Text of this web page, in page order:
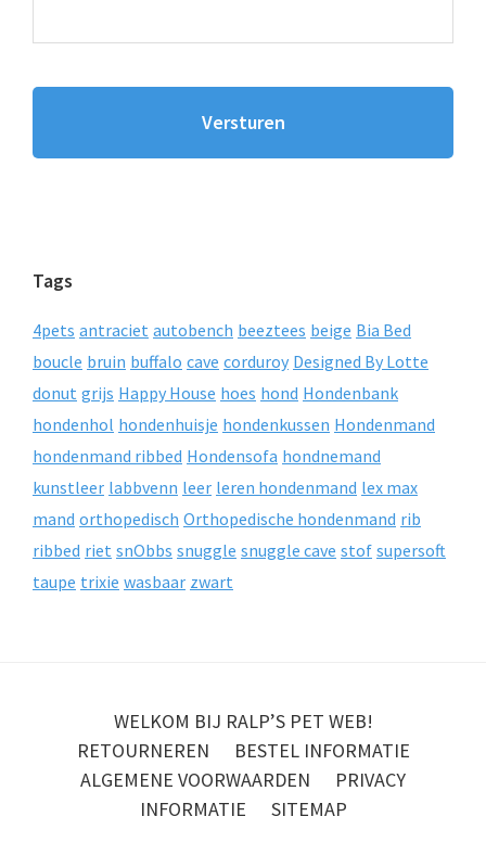
Tags
4pets antraciet autobench beeztees beige Bia Bed
boucle bruin buffalo cave corduroy Designed By Lotte
donut grijs Happy House hoes hond Hondenbank
hondenhol hondenhuisje hondenkussen Hondenmand
hondenmand ribbed Hondensofa hondnemand
kunstleer labbvenn leer leren hondenmand lex max
mand orthopedisch Orthopedische hondenmand rib
ribbed riet snObbs snuggle snuggle cave stof supersoft
taupe trixie wasbaar zwart
WELKOM BIJ RALP’S PET WEB!
RETOURNEREN
BESTEL INFORMATIE
ALGEMENE VOORWAARDEN
PRIVACY
INFORMATIE
SITEMAP